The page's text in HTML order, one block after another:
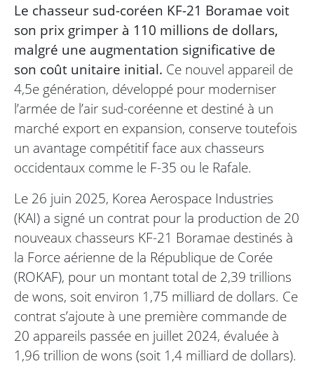
Le chasseur sud-coréen KF-21 Boramae voit
son prix grimper à 110 millions de dollars,
malgré une augmentation significative de
son coût unitaire initial. Ce nouvel appareil de
4,5e génération, développé pour moderniser
l’armée de l’air sud-coréenne et destiné à un
marché export en expansion, conserve toutefois
un avantage compétitif face aux chasseurs
occidentaux comme le F-35 ou le Rafale.
Le 26 juin 2025, Korea Aerospace Industries
(KAI) a signé un contrat pour la production de 20
nouveaux chasseurs KF-21 Boramae destinés à
la Force aérienne de la République de Corée
(ROKAF), pour un montant total de 2,39 trillions
de wons, soit environ 1,75 milliard de dollars. Ce
contrat s’ajoute à une première commande de
20 appareils passée en juillet 2024, évaluée à
1,96 trillion de wons (soit 1,4 milliard de dollars).